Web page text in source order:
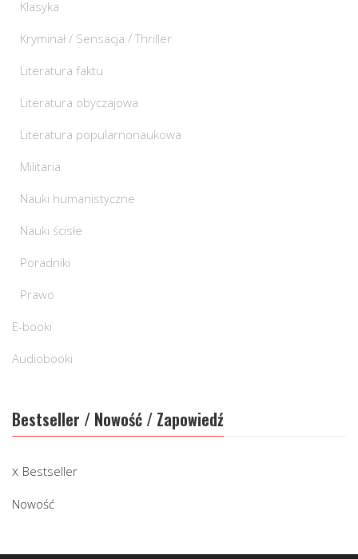
Klasyka
Kryminał / Sensacja / Thriller
Literatura faktu
Literatura obyczajowa
Literatura popularnonaukowa
Militaria
Nauki humanistyczne
Nauki ścisłe
Poradniki
Prawo
E-booki
Audiobooki
Bestseller / Nowość / Zapowiedź
Bestseller
Nowość